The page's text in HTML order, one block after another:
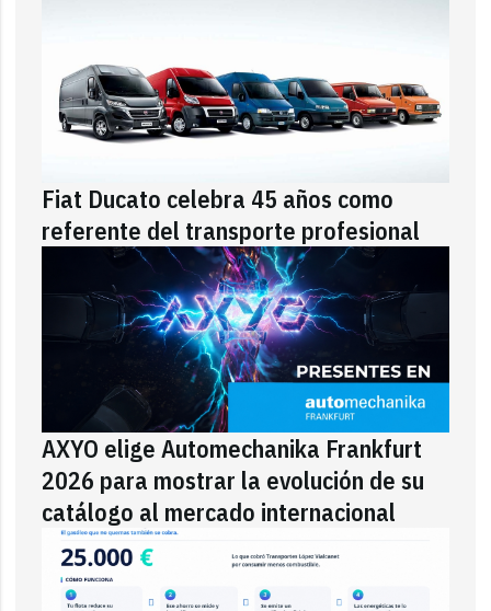
Fiat Ducato celebra 45 años como
referente del transporte profesional
AXYO elige Automechanika Frankfurt
2026 para mostrar la evolución de su
catálogo al mercado internacional